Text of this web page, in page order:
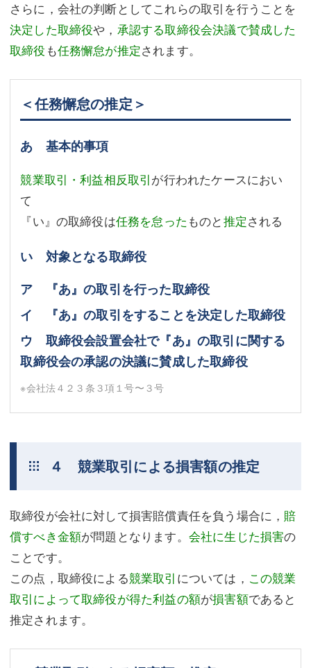
さらに，会社の判断としてこれらの取引を行うことを
決定した取締役や， 承認する取締役会決議で賛成した
取締役も任務懈怠が推定されます。
＜任務懈怠の推定＞
あ 基本的事項
競業取引・利益相反取引が行われたケースにおい
て
『い』の取締役は任務を怠った ものと推定される
い 対象となる取締役
ア 『あ』の取引を行った取締役
イ 『あ』の取引をすることを決定した取締役
ウ 取締役会設置会社で『あ』の取引に関する
取締役会の承認の決議に賛成した取締役
※会社法４２３条３項１号〜３号
４ 競業取引による損害額の推定
取締役が会社に対して損害賠償責任を負う場合に， 賠
償すべき金額が問題となります。 会社に生じた損害の
ことです。
この点，取締役による競業取引 については， この競業
取引によって取締役が得た利益の額が損害額であると
推定されます。